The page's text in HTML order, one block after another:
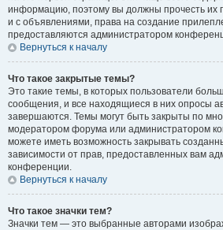
информацию, поэтому вы должны прочесть их
и с объявлениями, права на создание
предоставляются администратором
Вернуться к началу
Что такое закрытые темы?
Это такие темы, в которых пользователи
сообщения, и все находящиеся в них опросы
завершаются. Темы могут быть закрыты по
модератором форума или администратором
можете иметь возможность закрывать
зависимости от прав, предоставленных вам
конференции.
Вернуться к началу
Что такое значки тем?
Значки тем — это выбранные авторами